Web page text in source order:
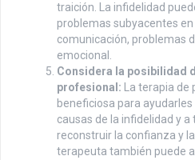
traición. La infidelidad
problemas subyacentes
comunicación, problemas
emocional.
Considera la posibilidad
profesional: La terapia de
beneficiosa para
causas de la infidelidad y
reconstruir la confianza y
terapeuta también puede